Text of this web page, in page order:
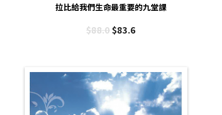
拉比給我們生命最重要的九堂課
$88.0$83.6